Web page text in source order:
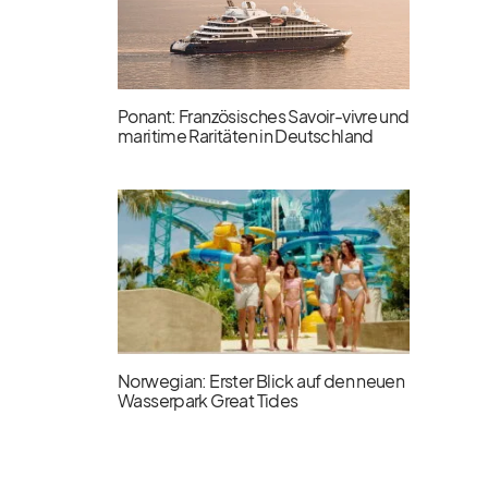
Ponant: Französisches Savoir-vivre und
maritime Raritäten in Deutschland
Norwegian: Erster Blick auf den neuen
Wasserpark Great Tides